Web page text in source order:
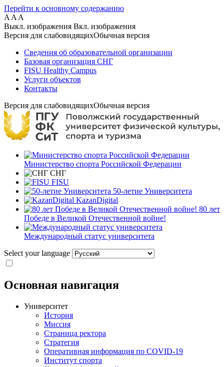
Перейти к основному содержанию
A A A
Выкл. изображения Вкл. изображения
Версия для слабовидящихОбычная версия
Сведения об образовательной организации
Базовая организация СНГ
FISU Healthy Campus
Услуги объектов
Контакты
Версия для слабовидящихОбычная версия
Министерство спорта Российской Федерации
СНГ
FISU
50-летие Университета
KazanDigital
80 лет
Победе в Великой Отечественной войне!
Международный статус университета
Select your language
Основная навигация
Университет
История
Миссия
Страница ректора
Стратегия
Оперативная информация по COVID-19
Институт спорта